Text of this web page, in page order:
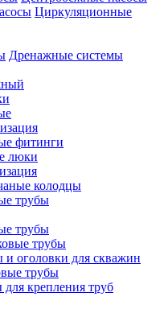
Циркуляционные
Дренажные системы
фитинги
люки
колодцы
трубы
трубы
трубы
оголовки для скважин
трубы
крепления труб